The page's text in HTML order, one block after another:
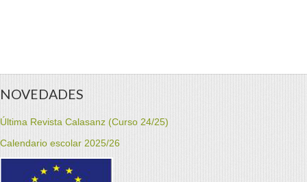
NOVEDADES
Última Revista Calasanz (Curso 24/25)
Calendario escolar 2025/26